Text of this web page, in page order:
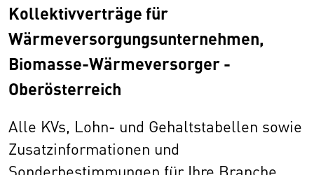
Kollektivverträge für
Wärmeversorgungsunternehmen,
Biomasse-Wärmeversorger -
Oberösterreich
Alle KVs, Lohn- und Gehaltstabellen sowie
Zusatzinformationen und
Sonderbestimmungen für Ihre Branche